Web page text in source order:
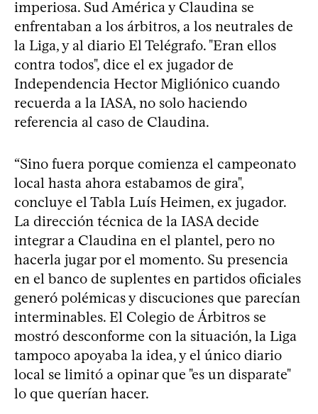
imperiosa. Sud América y Claudina se
enfrentaban a los árbitros, a los neutrales de
la Liga, y al diario El Telégrafo. "Eran ellos
contra todos", dice el ex jugador de
Independencia Hector Migliónico cuando
recuerda a la IASA, no solo haciendo
referencia al caso de Claudina.
“Sino fuera porque comienza el campeonato
local hasta ahora estabamos de gira",
concluye el Tabla Luís Heimen, ex jugador.
La dirección técnica de la IASA decide
integrar a Claudina en el plantel, pero no
hacerla jugar por el momento. Su presencia
en el banco de suplentes en partidos oficiales
generó polémicas y discuciones que parecían
interminables. El Colegio de Árbitros se
mostró desconforme con la situación, la Liga
tampoco apoyaba la idea, y el único diario
local se limitó a opinar que "es un disparate"
lo que querían hacer.